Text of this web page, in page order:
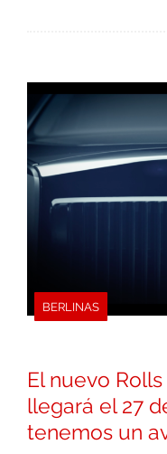
BERLINAS
El nuevo
llegará el 27
tenemos un